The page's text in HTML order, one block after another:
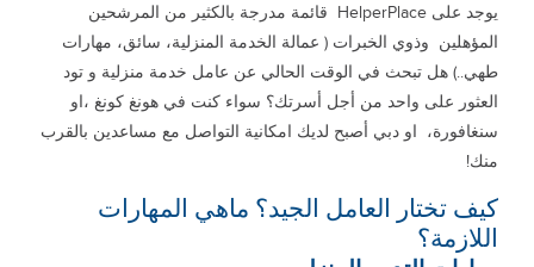
يوجد على HelperPlace قائمة مدرجة بالكثير من المرشحين
المؤهلين وذوي الخبرات ( عمالة الخدمة المنزلية، سائق، مهارات
طهي..) هل تبحث في الوقت الحالي عن عامل خدمة منزلية و تود
العثور على واحد من أجل أسرتك؟ سواء كنت في هونغ كونغ ،او
سنغافورة، او دبي أصبح لديك امكانية التواصل مع مساعدين بالقرب
منك!
كيف تختار العامل الجيد؟ ماهي المهارات
اللازمة؟